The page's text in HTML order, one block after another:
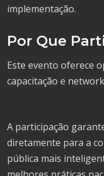
implementação.
Por Que
Este evento oferece
capacitação e
A participação
diretamente para a
pública mais